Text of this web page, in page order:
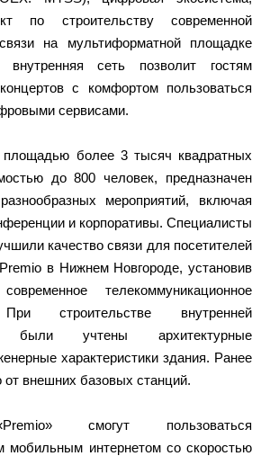
по строительству современной
на мультиформатной площадке
сеть позволит гостям
с комфортом пользоваться
сервисами.
площадью более 3 тысяч квадратных
до 800 человек, предназначен
мероприятий, включая
и корпоративы. Специалисты
качество связи для посетителей
в Нижнем Новгороде, установив
телекоммуникационное
строительстве внутренней
были учтены архитектурные
характеристики здания. Ранее
от внешних базовых станций.
смогут пользоваться
мобильным интернетом со скоростью